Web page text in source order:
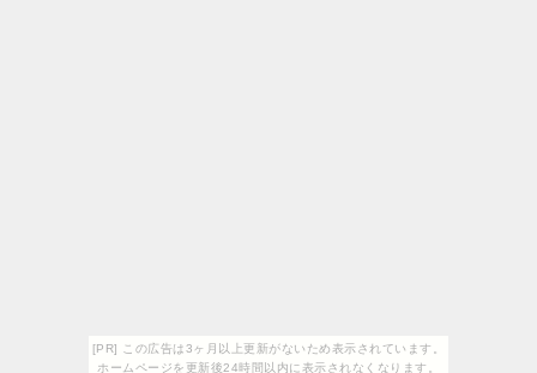
[PR] この広告は3ヶ月以上更新がないため表示されています。
ホームページを更新後24時間以内に表示されなくなります。